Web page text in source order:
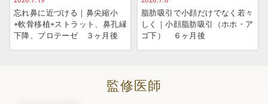
忘れ鼻に近づける｜鼻尖縮小
+軟骨移植+ストラット、鼻孔縁
下降、プロテーゼ ３ヶ月後
脂肪吸引で小顔だけでなく若々
しく｜小顔脂肪吸引（ホホ・ア
ゴ下） ６ヶ月後
監修医師